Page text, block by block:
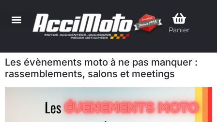
Panier
Les évènements moto à ne pas manquer :
rassemblements, salons et meetings